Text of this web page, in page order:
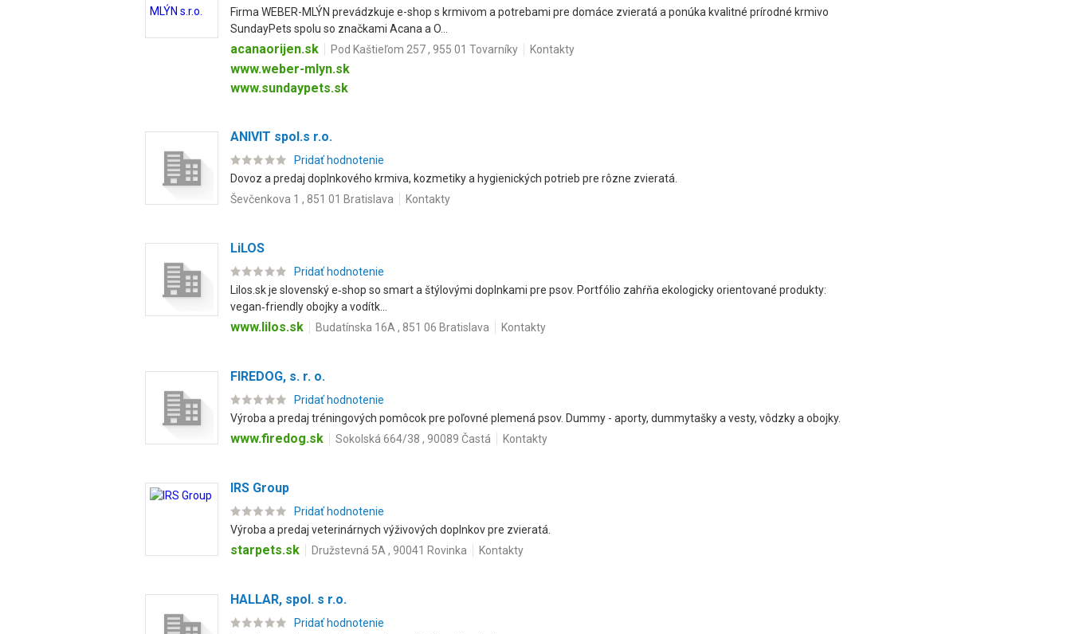
Firma WEBER-MLÝN prevádzkuje e-shop s krmivom a potrebami pre domáce zvieratá a ponúka kvalitné prírodné krmivo
SundayPets spolu so značkami Acana a O...
acanaorijen.sk Pod Kaštieľom 257 , 955 01 Tovarníky Kontakty
www.weber-mlyn.sk
www.sundaypets.sk
ANIVIT spol.s r.o.
Pridať hodnotenie
Dovoz a predaj doplnkového krmiva, kozmetiky a hygienických potrieb pre rôzne zvieratá.
Ševčenkova 1 , 851 01 Bratislava
Kontakty
LiLOS
Pridať hodnotenie
Lilos.sk je slovenský e‑shop so smart a štýlovými doplnkami pre psov. Portfólio zahŕňa ekologicky orientované produkty:
vegan‑friendly obojky a vodítk...
www.lilos.sk Budatínska 16A , 851 06 Bratislava Kontakty
FIREDOG, s. r. o.
Pridať hodnotenie
Výroba a predaj tréningových pomôcok pre poľovné plemená psov. Dummy - aporty, dummytašky a vesty, vôdzky a obojky.
www.firedog.sk Sokolská 664/38 , 90089 Častá Kontakty
IRS Group
Pridať hodnotenie
Výroba a predaj veterinárnych výživových doplnkov pre zvieratá.
starpets.sk Družstevná 5A , 90041 Rovinka Kontakty
HALLAR, spol. s r.o.
Pridať hodnotenie